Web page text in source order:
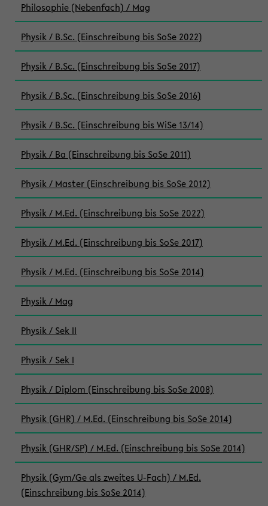
Philosophie (Nebenfach) / Mag
Physik / B.Sc. (Einschreibung bis SoSe 2022)
Physik / B.Sc. (Einschreibung bis SoSe 2017)
Physik / B.Sc. (Einschreibung bis SoSe 2016)
Physik / B.Sc. (Einschreibung bis WiSe 13/14)
Physik / Ba (Einschreibung bis SoSe 2011)
Physik / Master (Einschreibung bis SoSe 2012)
Physik / M.Ed. (Einschreibung bis SoSe 2022)
Physik / M.Ed. (Einschreibung bis SoSe 2017)
Physik / M.Ed. (Einschreibung bis SoSe 2014)
Physik / Mag
Physik / Sek II
Physik / Sek I
Physik / Diplom (Einschreibung bis SoSe 2008)
Physik (GHR) / M.Ed. (Einschreibung bis SoSe 2014)
Physik (GHR/SP) / M.Ed. (Einschreibung bis SoSe 2014)
Physik (Gym/Ge als zweites U-Fach) / M.Ed.
(Einschreibung bis SoSe 2014)